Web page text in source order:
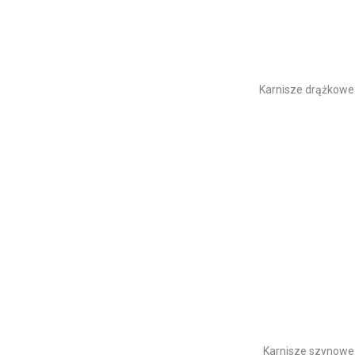
Karnisze
Karnisze